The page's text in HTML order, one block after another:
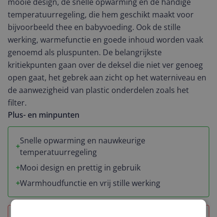
temperatuurregeling, die hem geschikt maakt voor
bijvoorbeeld thee en babyvoeding. Ook de stille
werking, warmefunctie en goede inhoud worden vaak
genoemd als pluspunten. De belangrijkste
kritiekpunten gaan over de deksel die niet ver genoeg
open gaat, het gebrek aan zicht op het waterniveau en
de aanwezigheid van plastic onderdelen zoals het
filter.
Plus- en minpunten
Snelle opwarming en nauwkeurige
temperatuurregeling
Mooi design en prettig in gebruik
Warmhoudfunctie en vrij stille werking